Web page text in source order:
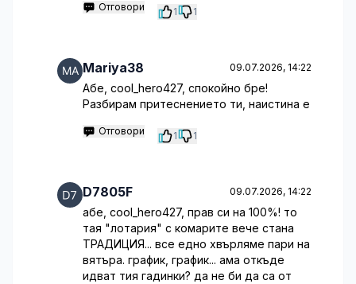
Отговори 1 1
Mariya38 09.07.2026, 14:22
Абе, cool_hero427, спокойно бре!
Разбирам притеснението ти, наистина е
Отговори 1 1
D7805F 09.07.2026, 14:22
абе, cool_hero427, прав си на 100%! то
тая "лотария" с комарите вече стана
ТРАДИЦИЯ... все едно хвърляме пари на
вятъра. график, график... ама откъде
идват тия гадинки? да не би да са от